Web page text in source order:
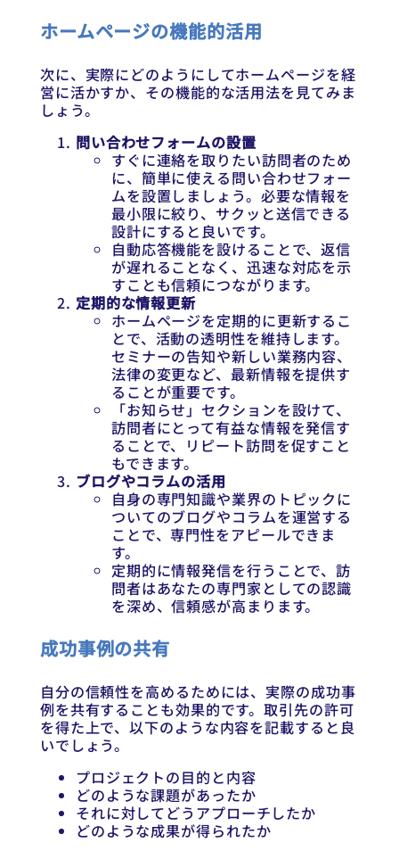
ホームページの機能的活用
次に、実際にどのようにしてホームページを経
営に活かすか、その機能的な活用法を見てみま
しょう。
問い合わせフォームの設置
すぐに連絡を取りたい訪問者のため
に、簡単に使える問い合わせフォー
ムを設置しましょう。必要な情報を
最小限に絞り、サクッと送信できる
設計にすると良いです。
自動応答機能を設けることで、返信
が遅れることなく、迅速な対応を示
すことも信頼につながります。
定期的な情報更新
ホームページを定期的に更新するこ
とで、活動の透明性を維持します。
セミナーの告知や新しい業務内容、
法律の変更など、最新情報を提供す
ることが重要です。
「お知らせ」セクションを設けて、
訪問者にとって有益な情報を発信す
ることで、リピート訪問を促すこと
もできます。
ブログやコラムの活用
自身の専門知識や業界のトピックに
ついてのブログやコラムを運営する
ことで、専門性をアピールできま
す。
定期的に情報発信を行うことで、訪
問者はあなたの専門家としての認識
を深め、信頼感が高まります。
成功事例の共有
自分の信頼性を高めるためには、実際の成功事
例を共有することも効果的です。取引先の許可
を得た上で、以下のような内容を記載すると良
いでしょう。
プロジェクトの目的と内容
どのような課題があったか
それに対してどうアプローチしたか
どのような成果が得られたか